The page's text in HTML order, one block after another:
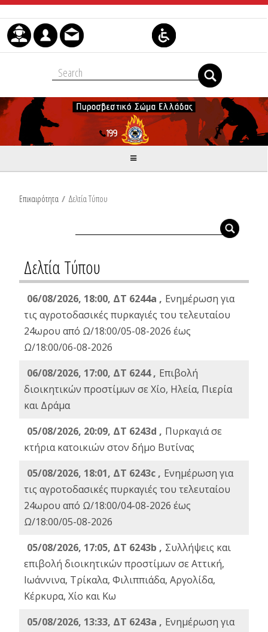
Μετάβαση στο περιεχόμενο
Επικαιρότητα / Δελτία Τύπου
Δελτία Τύπου
06/08/2026, 18:00, ΔΤ 6244a , Ενημέρωση για
τις αγροτοδασικές πυρκαγιές του τελευταίου
24ωρου από Ω/18:00/05-08-2026 έως
Ω/18:00/06-08-2026
06/08/2026, 17:00, ΔΤ 6244 , Επιβολή
διοικητικών προστίμων σε Χίο, Ηλεία, Πιερία
και Δράμα
05/08/2026, 20:09, ΔΤ 6243d , Πυρκαγιά σε
κτήρια κατοικιών στον δήμο Βυτίνας
05/08/2026, 18:01, ΔΤ 6243c , Ενημέρωση για
τις αγροτοδασικές πυρκαγιές του τελευταίου
24ωρου από Ω/18:00/04-08-2026 έως
Ω/18:00/05-08-2026
05/08/2026, 17:05, ΔΤ 6243b , Συλλήψεις και
επιβολή διοικητικών προστίμων σε Αττική,
Ιωάννινα, Τρίκαλα, Φιλιππιάδα, Αργολίδα,
Κέρκυρα, Χίο και Κω
05/08/2026, 13:33, ΔΤ 6243a , Ενημέρωση για